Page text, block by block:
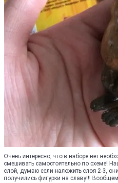
Очень интересно, что в наборе нет
смешивать самостоятельно по схеме!
слой, думаю если наложить слоя 2-3,
получились фигурки на славу!!!